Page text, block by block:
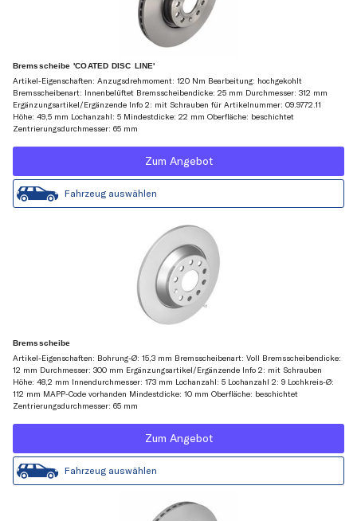
Bremsscheibe 'COATED DISC LINE'
Artikel-Eigenschaften: Anzugsdrehmoment: 120 Nm Bearbeitung: hochgekohlt
Bremsscheibenart: Innenbelüftet Bremsscheibendicke: 25 mm Durchmesser: 312 mm
Ergänzungsartikel/Ergänzende Info 2: mit Schrauben für Artikelnummer: 09.9772.11
Höhe: 49,5 mm Lochanzahl: 5 Mindestdicke: 22 mm Oberfläche: beschichtet
Zentrierungsdurchmesser: 65 mm
Zum Angebot
Fahrzeug auswählen
Bremsscheibe
Artikel-Eigenschaften: Bohrung-Ø: 15,3 mm Bremsscheibenart: Voll Bremsscheibendicke:
12 mm Durchmesser: 300 mm Ergänzungsartikel/Ergänzende Info 2: mit Schrauben
Höhe: 48,2 mm Innendurchmesser: 173 mm Lochanzahl: 5 Lochanzahl 2: 9 Lochkreis-Ø:
112 mm MAPP-Code vorhanden Mindestdicke: 10 mm Oberfläche: beschichtet
Zentrierungsdurchmesser: 65 mm
Zum Angebot
Fahrzeug auswählen